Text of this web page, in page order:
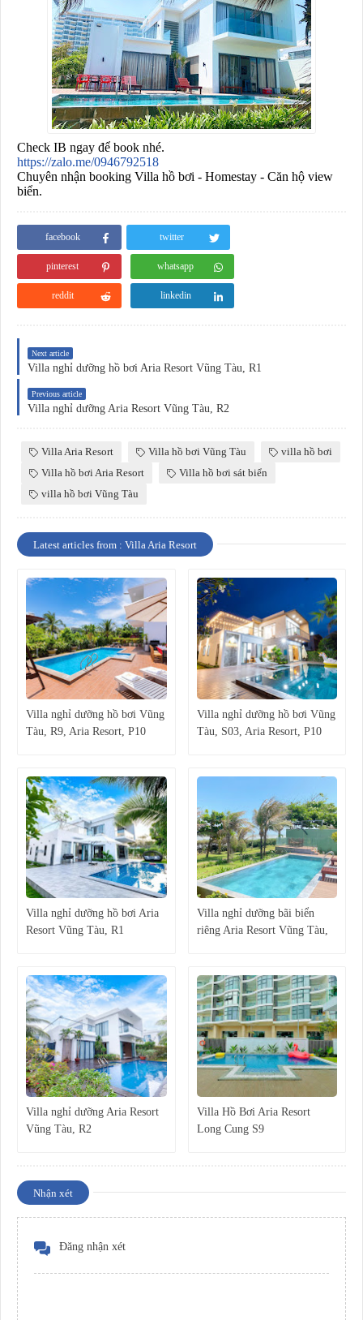
Check IB ngay để book nhé.
https://zalo.me/0946792518
Chuyên nhận booking Villa hồ bơi - Homestay - Căn hộ view
biển.
facebook twitter
pinterest whatsapp
reddit linkedin
Next article
Villa nghỉ dưỡng hồ bơi Aria Resort Vũng Tàu, R1
Previous article
Villa nghỉ dưỡng Aria Resort Vũng Tàu, R2
Villa Aria Resort Villa hồ bơi Vũng Tàu
villa hồ bơi
Villa hồ bơi Aria Resort
Villa hồ bơi sát biển
villa hồ bơi Vũng Tàu
Latest articles from : Villa Aria Resort
Villa nghỉ dưỡng hồ bơi Vũng
Tàu, R9, Aria Resort, P10
Villa nghỉ dưỡng hồ bơi Vũng
Tàu, S03, Aria Resort, P10
Villa nghỉ dưỡng hồ bơi Aria
Resort Vũng Tàu, R1
Villa nghỉ dưỡng bãi biển
riêng Aria Resort Vũng Tàu,
Villa nghỉ dưỡng Aria Resort
Vũng Tàu, R2
Villa Hồ Bơi Aria Resort
Long Cung S9
Nhận xét
Đăng nhận xét